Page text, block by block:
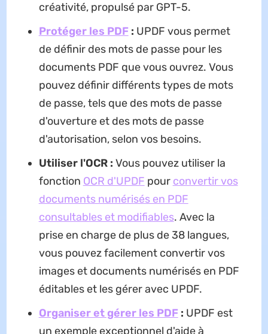
créativité, propulsé par GPT-5.
Protéger les PDF: UPDF vous permet
de définir des mots de passe pour les
documents PDF que vous ouvrez. Vous
pouvez définir différents types de mots
de passe, tels que des mots de passe
d'ouverture et des mots de passe
d'autorisation, selon vos besoins.
Utiliser l'OCR : Vous pouvez utiliser la
fonction OCR d'UPDF pour convertir vos
documents numérisés en PDF
consultables et modifiables. Avec la
prise en charge de plus de 38 langues,
vous pouvez facilement convertir vos
images et documents numérisés en PDF
éditables et les gérer avec UPDF.
Organiser et gérer les PDF: UPDF est
un exemple exceptionnel d'aide à